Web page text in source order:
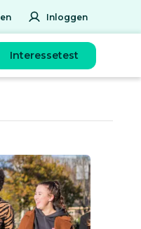
Inloggen
Interessetest